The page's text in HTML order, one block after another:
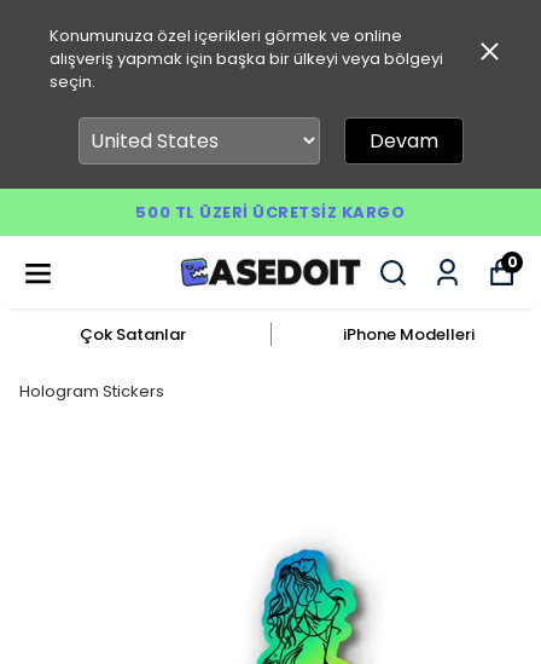
Konumunuza özel içerikleri görmek ve online
alışveriş yapmak için başka bir ülkeyi veya bölgeyi
seçin.
Devam
500 TL ÜZERI ÜCRETSIZ KARGO
0
Çok Satanlar iPhone Modelleri
Hologram Stickers